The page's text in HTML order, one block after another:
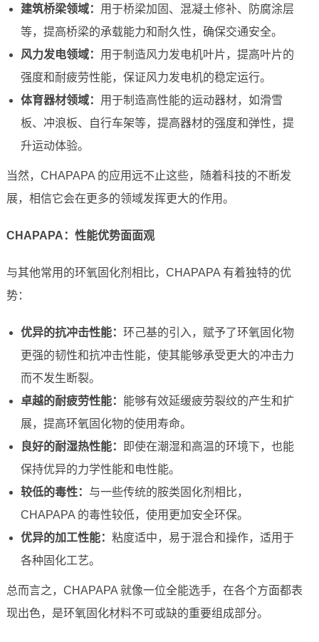
建筑桥梁领域： 用于桥梁加固、混凝土修补、防腐涂层
等，提高桥梁的承载能力和耐久性，确保交通安全。
风力发电领域： 用于制造风力发电机叶片，提高叶片的
强度和耐疲劳性能，保证风力发电机的稳定运行。
体育器材领域： 用于制造高性能的运动器材，如滑雪
板、冲浪板、自行车架等，提高器材的强度和弹性，提
升运动体验。
当然，CHAPAPA 的应用远不止这些，随着科技的不断发
展，相信它会在更多的领域发挥更大的作用。
CHAPAPA：性能优势面面观
与其他常用的环氧固化剂相比，CHAPAPA 有着独特的优
势：
优异的抗冲击性能： 环己基的引入，赋予了环氧固化物
更强的韧性和抗冲击性能，使其能够承受更大的冲击力
而不发生断裂。
卓越的耐疲劳性能： 能够有效延缓疲劳裂纹的产生和扩
展，提高环氧固化物的使用寿命。
良好的耐湿热性能：
即使在潮湿和高温的环境下，也能
保持优异的力学性能和电性能。
较低的毒性： 与一些传统的胺类固化剂相比，
CHAPAPA 的毒性较低，使用更加安全环保。
优异的加工性能： 粘度适中，易于混合和操作，适用于
各种固化工艺。
总而言之，CHAPAPA 就像一位全能选手，在各个方面都表
现出色，是环氧固化材料不可或缺的重要组成部分。